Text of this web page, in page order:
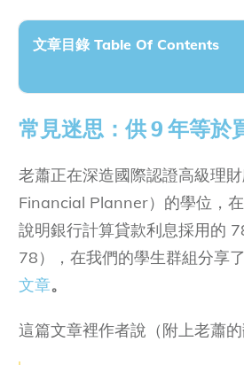
文章目錄 Table Of Contents
常見迷思：供 9 年等於
老蕭正在深造國際認證高級理
Financial Planner）的學位，
說明銀行計算貸款利息採用的
78），在我們的學生群組分享
文章。
這篇文章裡作者說（附上老蕭的